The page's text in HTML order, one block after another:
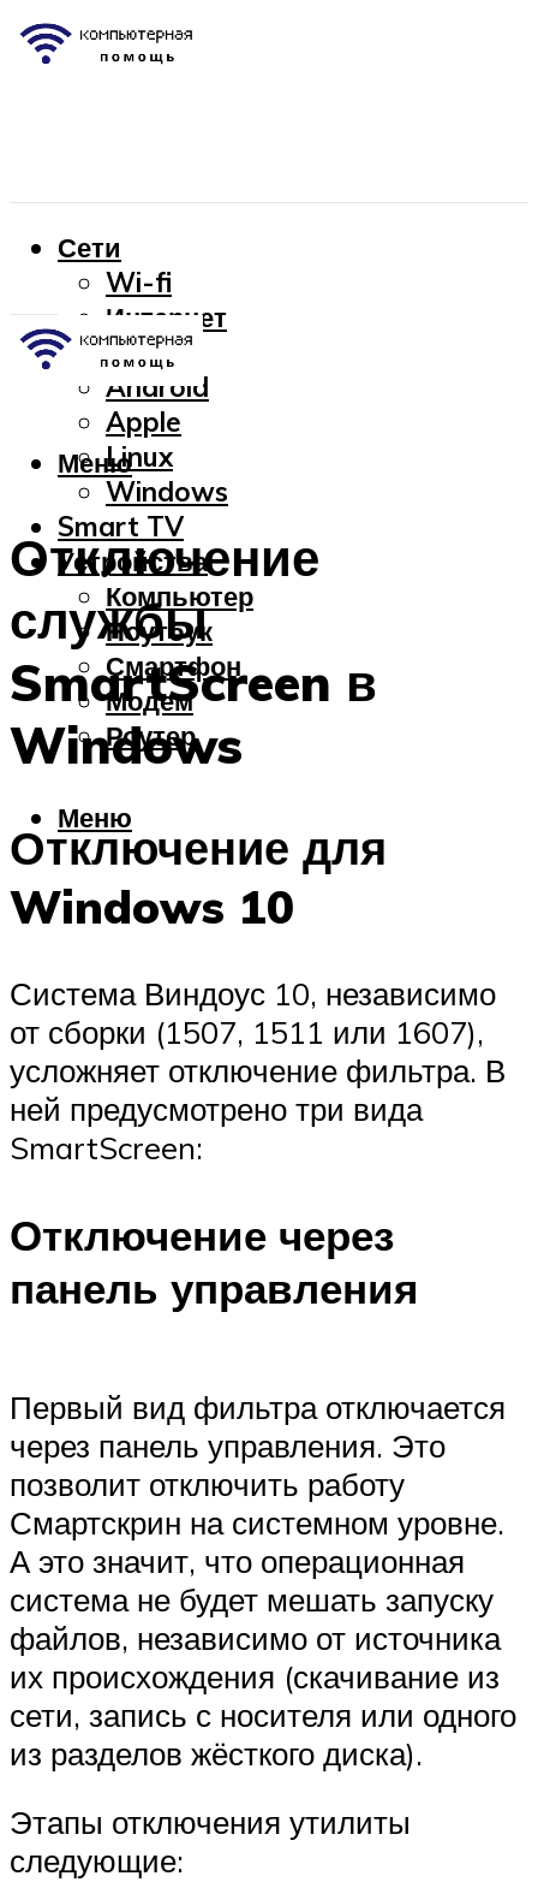
Сети
Wi-fi
Интернет
OC
Android
Apple
Linux
Windows
Smart TV
Устройства
Компьютер
Ноутбук
Смартфон
Модем
Роутер
Меню
Меню
Отключение
службы
SmartScreen в
Windows
Отключение для
Windows 10
Система Виндоус 10, независимо
от сборки (1507, 1511 или 1607),
усложняет отключение фильтра. В
ней предусмотрено три вида
SmartScreen:
Отключение через
панель управления
Первый вид фильтра отключается
через панель управления. Это
позволит отключить работу
Смартскрин на системном уровне.
А это значит, что операционная
система не будет мешать запуску
файлов, независимо от источника
их происхождения (скачивание из
сети, запись с носителя или одного
из разделов жёсткого диска).
Этапы отключения утилиты
следующие: